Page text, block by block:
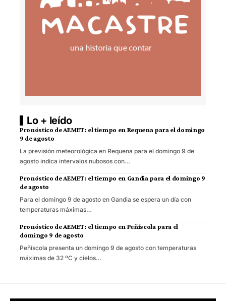
Lo + leído
Pronóstico de AEMET: el tiempo en Requena para el domingo
9 de agosto
La previsión meteorológica en Requena para el domingo 9 de
agosto indica intervalos nubosos con…
Pronóstico de AEMET: el tiempo en Gandia para el domingo 9
de agosto
Para el domingo 9 de agosto en Gandia se espera un día con
temperaturas máximas…
Pronóstico de AEMET: el tiempo en Peñíscola para el
domingo 9 de agosto
Peñíscola presenta un domingo 9 de agosto con temperaturas
máximas de 32 ºC y cielos…